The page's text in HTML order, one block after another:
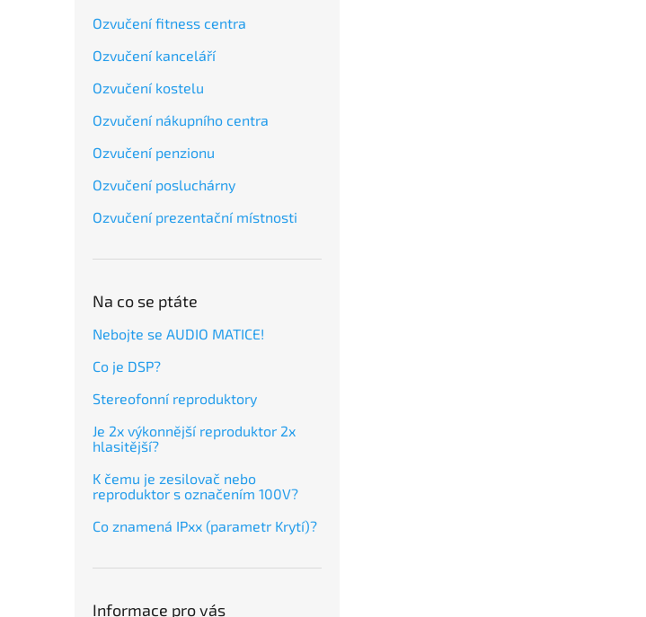
Ozvučení fitness centra
Ozvučení kanceláří
Ozvučení kostelu
Ozvučení nákupního centra
Ozvučení penzionu
Ozvučení posluchárny
Ozvučení prezentační místnosti
Na co se ptáte
Nebojte se AUDIO MATICE!
Co je DSP?
Stereofonní reproduktory
Je 2x výkonnější reproduktor 2x
hlasitější?
K čemu je zesilovač nebo
reproduktor s označením 100V?
Co znamená IPxx (parametr Krytí)?
Informace pro vás